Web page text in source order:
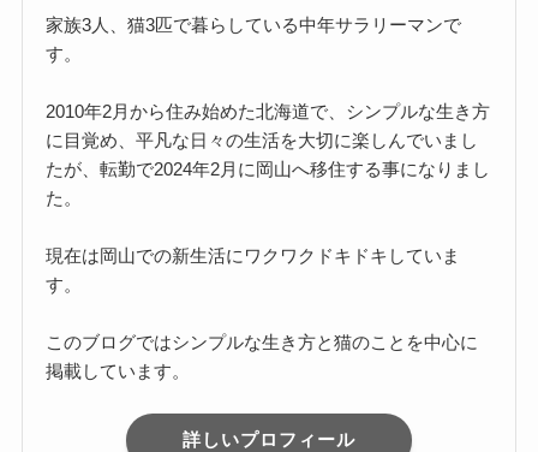
家族3人、猫3匹で暮らしている中年サラリーマンで
す。
2010年2月から住み始めた北海道で、シンプルな生き方
に目覚め、平凡な日々の生活を大切に楽しんでいまし
たが、転勤で2024年2月に岡山へ移住する事になりまし
た。
現在は岡山での新生活にワクワクドキドキしていま
す。
このブログではシンプルな生き方と猫のことを中心に
掲載しています。
詳しいプロフィール